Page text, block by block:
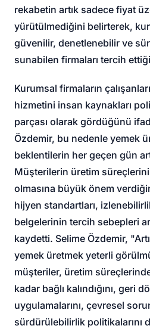
rekabetin artık sadece fiyat
yürütülmediğini belirterek,
güvenilir, denetlenebilir ve
sunabilen firmaları tercih
Kurumsal firmaların
hizmetini insan kaynakları
parçası olarak gördüğünü
Özdemir, bu nedenle yemek
beklentilerin her geçen gün
Müşterilerin üretim
olmasına büyük önem
hijyen standartları,
belgelerinin tercih sebepleri
kaydetti. Selime Özdemir,
yemek üretmek yeterli
müşteriler, üretim
kadar bağlı kalındığını, geri
uygulamalarını, çevresel
sürdürülebilirlik politikalarını